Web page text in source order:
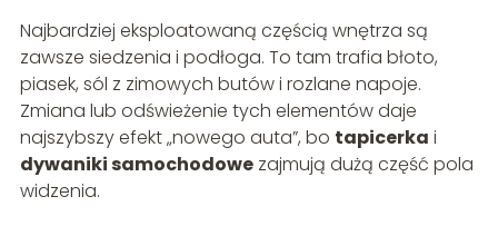
Najbardziej eksploatowaną częścią wnętrza są
zawsze siedzenia i podłoga. To tam trafia błoto,
piasek, sól z zimowych butów i rozlane napoje.
Zmiana lub odświeżenie tych elementów daje
najszybszy efekt „nowego auta”, bo tapicerka i
dywaniki samochodowezajmują dużą część pola
widzenia.